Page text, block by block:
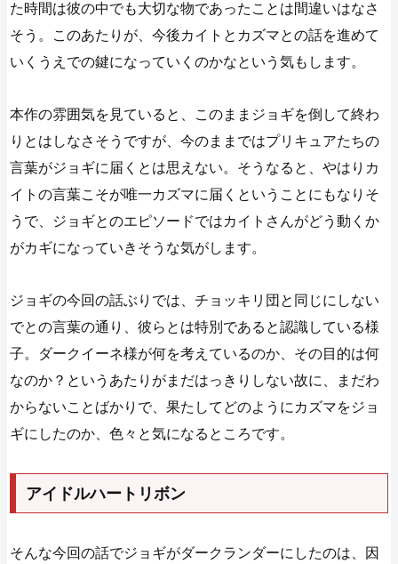
た時間は彼の中でも大切な物であったことは間違いはなさ
そう。このあたりが、今後カイトとカズマとの話を進めて
いくうえでの鍵になっていくのかなという気もします。
本作の雰囲気を見ていると、このままジョギを倒して終わ
りとはしなさそうですが、今のままではプリキュアたちの
言葉がジョギに届くとは思えない。そうなると、やはりカ
イトの言葉こそが唯一カズマに届くということにもなりそ
うで、ジョギとのエピソードではカイトさんがどう動くか
がカギになっていきそうな気がします。
ジョギの今回の話ぶりでは、チョッキリ団と同じにしない
でとの言葉の通り、彼らとは特別であると認識している様
子。ダークイーネ様が何を考えているのか、その目的は何
なのか？というあたりがまだはっきりしない故に、まだわ
からないことばかりで、果たしてどのようにカズマをジョ
ギにしたのか、色々と気になるところです。
アイドルハートリボン
そんな今回の話でジョギがダークランダーにしたのは、因